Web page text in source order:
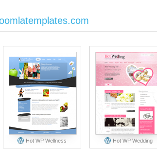
Hot WP Wellness Hot WP Wedding